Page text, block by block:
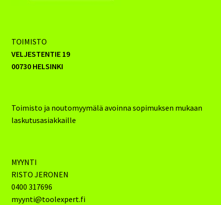
TOIMISTO
VELJESTENTIE 19
00730 HELSINKI
Toimisto ja noutomyymälä avoinna sopimuksen mukaan
laskutusasiakkaille
MYYNTI
RISTO JERONEN
0400 317696
myynti@toolexpert.fi